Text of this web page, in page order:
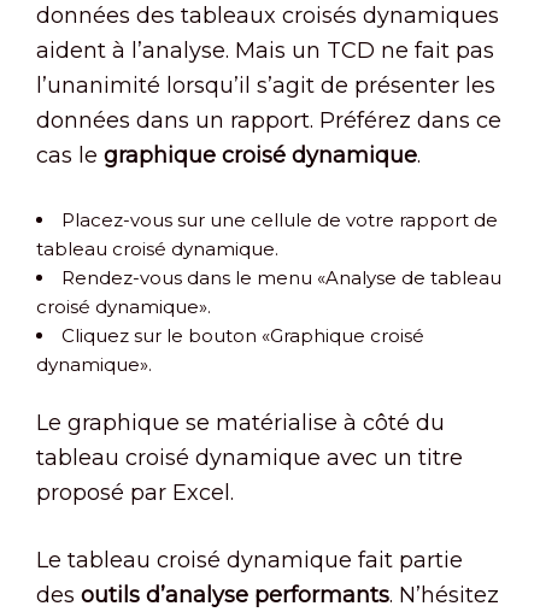
données des tableaux croisés dynamiques
aident à l’analyse. Mais un TCD ne fait pas
l’unanimité lorsqu’il s’agit de présenter les
données dans un rapport. Préférez dans ce
cas le graphique croisé dynamique.
Placez-vous sur une cellule de votre rapport de
tableau croisé dynamique.
Rendez-vous dans le menu «Analyse de tableau
croisé dynamique».
Cliquez sur le bouton «Graphique croisé
dynamique».
Le graphique se matérialise à côté du
tableau croisé dynamique avec un titre
proposé par Excel.
Le tableau croisé dynamique fait partie
des outils d’analyse performants. N’hésitez